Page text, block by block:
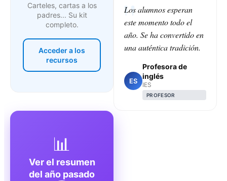
Carteles, cartas a los
padres... Su kit
completo.
Acceder a los
recursos
Los alumnos esperan
este momento todo el
año. Se ha convertido en
una auténtica tradición.
ES
Profesora de
inglés
IES
PROFESOR
📊
Ver el resumen
del año pasado